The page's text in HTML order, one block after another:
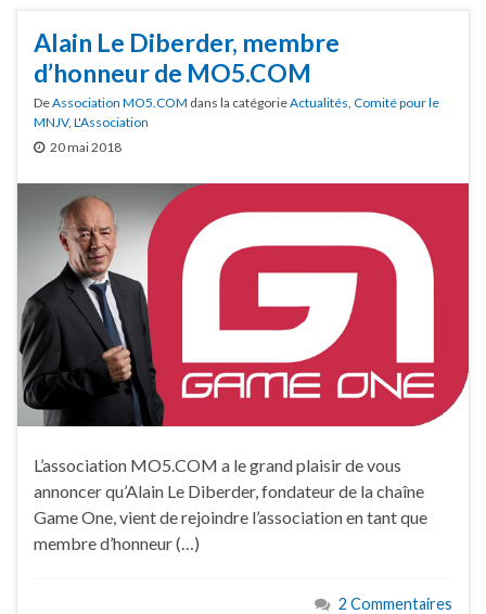
Alain Le Diberder, membre
d’honneur de MO5.COM
DeAssociation MO5.COM dans la catégorieActualités Comité pour le
MNJV, L'Association
20 mai 2018
L’association MO5.COM a le grand plaisir de vous
annoncer qu’Alain Le Diberder, fondateur de la chaîne
Game One, vient de rejoindre l’association en tant que
membre d’honneur (…)
2 Commentaires